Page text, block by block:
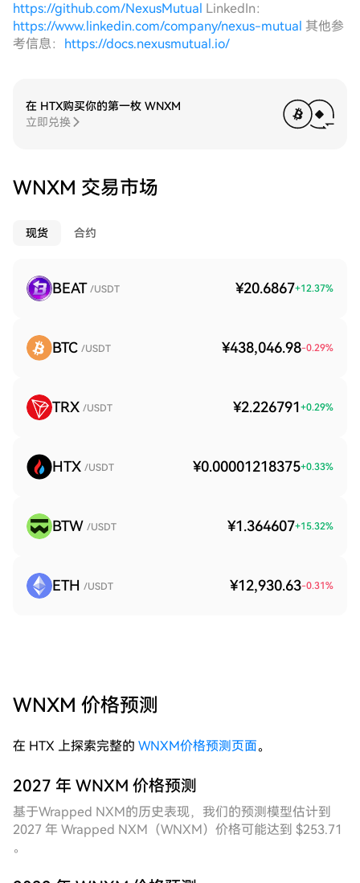
https://github.com/NexusMutual LinkedIn：
https://www.linkedin.com/company/nexus-mutual 其他参
考信息： https://docs.nexusmutual.io/
在 HTX购买你的第一枚 WNXM
立即兑换
WNXM 交易市场
现货 合约
BEAT /USDT ¥20.6867+12.37%
BTC /USDT ¥438,046.98-0.29%
TRX /USDT ¥2.226791 +0.29%
HTX /USDT ¥0.00001218375+0.33%
BTW /USDT ¥1.364607+15.32%
ETH /USDT ¥12,930.63-0.31%
WNXM 价格预测
在 HTX 上探索完整的 WNXM价格预测页面。
2027 年 WNXM 价格预测
基于Wrapped NXM的历史表现，我们的预测模型估计到
2027 年 Wrapped NXM（WNXM）价格可能达到 $253.71
。